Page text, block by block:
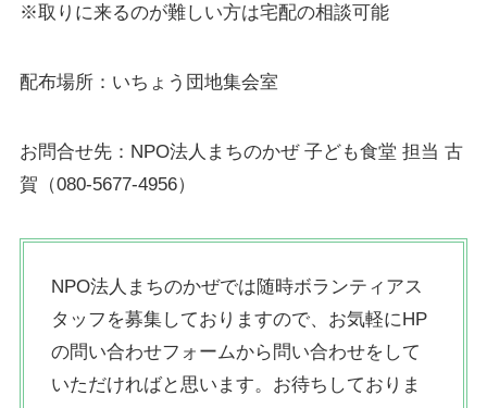
※取りに来るのが難しい方は宅配の相談可能
配布場所：いちょう団地集会室
お問合せ先：NPO法人まちのかぜ 子ども食堂 担当 古
賀（080-5677-4956）
NPO法人まちのかぜでは随時ボランティアス
タッフを募集しておりますので、お気軽にHP
の問い合わせフォームから問い合わせをして
いただければと思います。お待ちしておりま